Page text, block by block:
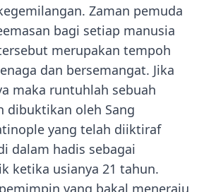
Zaman pemuda
bagi setiap manusia
merupakan tempoh
dan bersemangat. Jika
maka runtuhlah sebuah
dibuktikan oleh Sang
yang telah diiktiraf
dalam hadis sebagai
ketika usianya 21 tahun.
yang bakal meneraju